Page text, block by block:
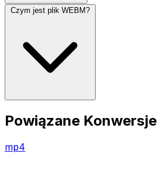
Czym jest plik WEBM?
Powiązane Konwersje
mp4